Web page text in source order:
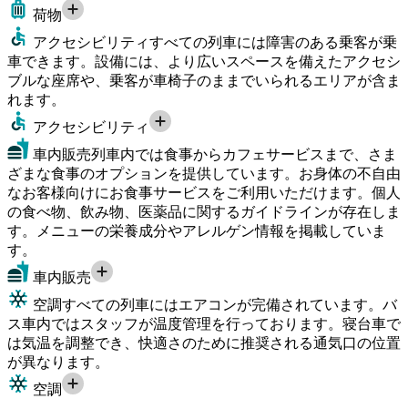
荷物
アクセシビリティすべての列車には障害のある乗客が乗
車できます。設備には、より広いスペースを備えたアクセシ
ブルな座席や、乗客が車椅子のままでいられるエリアが含ま
れます。
アクセシビリティ
車内販売列車内では食事からカフェサービスまで、さま
ざまな食事のオプションを提供しています。お身体の不自由
なお客様向けにお食事サービスをご利用いただけます。個人
の食べ物、飲み物、医薬品に関するガイドラインが存在しま
す。メニューの栄養成分やアレルゲン情報を掲載していま
す。
車内販売
空調すべての列車にはエアコンが完備されています。バ
ス車内ではスタッフが温度管理を行っております。寝台車で
は気温を調整でき、快適さのために推奨される通気口の位置
が異なります。
空調